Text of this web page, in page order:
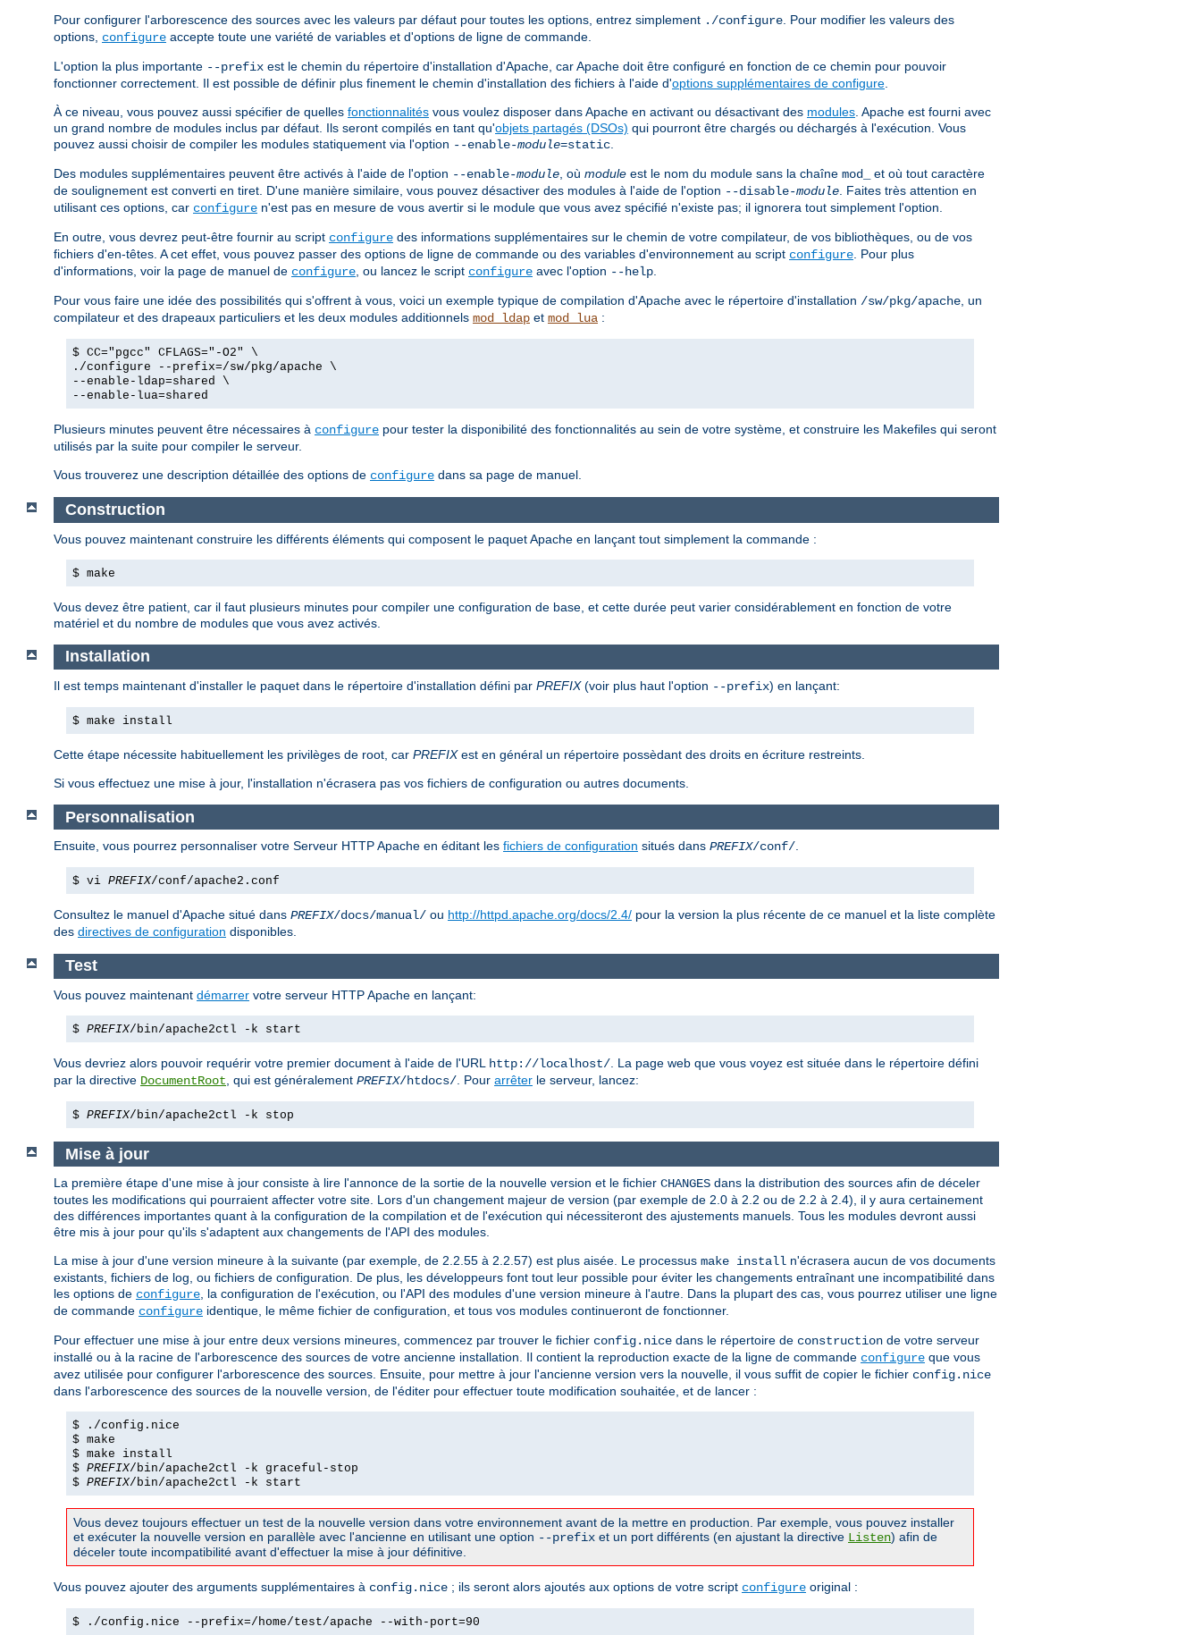
Pour configurer l'arborescence des sources avec les valeurs par défaut pour toutes les options, entrez simplement ./configure. Pour modifier les valeurs des
options, configure accepte toute une variété de variables et d'options de ligne de commande.
L'option la plus importante --prefix est le chemin du répertoire d'installation d'Apache, car Apache doit être configuré en fonction de ce chemin pour pouvoir
fonctionner correctement. Il est possible de définir plus finement le chemin d'installation des fichiers à l'aide d'options supplémentaires de configure.
À ce niveau, vous pouvez aussi spécifier de quelles fonctionnalités vous voulez disposer dans Apache en activant ou désactivant des modules. Apache est fourni avec
un grand nombre de modules inclus par défaut. Ils seront compilés en tant qu'objets partagés (DSOs) qui pourront être chargés ou déchargés à l'exécution. Vous
pouvez aussi choisir de compiler les modules statiquement via l'option --enable-module=static.
Des modules supplémentaires peuvent être activés à l'aide de l'option --enable-module, où module est le nom du module sans la chaîne mod_
et où tout caractère
de soulignement est converti en tiret. D'une manière similaire, vous pouvez désactiver des modules à l'aide de l'option --disable-module. Faites très attention en
utilisant ces options, car configure n'est pas en mesure de vous avertir si le module que vous avez spécifié n'existe pas; il ignorera tout simplement l'option.
En outre, vous devrez peut-être fournir au script configure des informations supplémentaires sur le chemin de votre compilateur, de vos bibliothèques, ou de vos
fichiers d'en-têtes. A cet effet, vous pouvez passer des options de ligne de commande ou des variables d'environnement au script configure. Pour plus
d'informations, voir la page de manuel de configure, ou lancez le script configure avec l'option --help.
Pour vous faire une idée des possibilités qui s'offrent à vous, voici un exemple typique de compilation d'Apache avec le répertoire d'installation /sw/pkg/apache, un
compilateur et des drapeaux particuliers et les deux modules additionnels mod_ldap et mod_lua :
$ CC="pgcc" CFLAGS="-O2" \
./configure --prefix=/sw/pkg/apache \
--enable-ldap=shared \
--enable-lua=shared
Plusieurs minutes peuvent être nécessaires à configure pour tester la disponibilité des fonctionnalités au sein de votre système, et construire les Makefiles qui seront
utilisés par la suite pour compiler le serveur.
Vous trouverez une description détaillée des options de configure dans sa page de manuel.
Construction
Vous pouvez maintenant construire les différents éléments qui composent le paquet Apache en lançant tout simplement la commande :
$ make
Vous devez être patient, car il faut plusieurs minutes pour compiler une configuration de base, et cette durée peut varier considérablement en fonction de votre
matériel et du nombre de modules que vous avez activés.
Installation
Il est temps maintenant d'installer le paquet dans le répertoire d'installation défini par PREFIX(voir plus haut l'option --prefix) en lançant:
$ make install
Cette étape nécessite habituellement les privilèges de root, car PREFIXest en général un répertoire possèdant des droits en écriture restreints.
Si vous effectuez une mise à jour, l'installation n'écrasera pas vos fichiers de configuration ou autres documents.
Personnalisation
Ensuite, vous pourrez personnaliser votre Serveur HTTP Apache en éditant les fichiers de configuration situés dans PREFIX/conf/.
$ vi PREFIX/conf/apache2.conf
Consultez le manuel d'Apache situé dans PREFIX/docs/manual/ ou http://httpd.apache.org/docs/2.4/ pour la version la plus récente de ce manuel et la liste complète
des directives de configuration disponibles.
Test
Vous pouvez maintenant démarrer votre serveur HTTP Apache en lançant:
$ PREFIX/bin/apache2ctl -k start
Vous devriez alors pouvoir requérir votre premier document à l'aide de l'URL http://localhost/ . La page web que vous voyez est située dans le répertoire défini
par la directive DocumentRoot , qui est généralement PREFIX/htdocs/ . Pour arrêter le serveur, lancez:
$ PREFIX/bin/apache2ctl -k stop
Mise à jour
La première étape d'une mise à jour consiste à lire l'annonce de la sortie de la nouvelle version et le fichier CHANGES dans la distribution des sources afin de déceler
toutes les modifications qui pourraient affecter votre site. Lors d'un changement majeur de version (par exemple de 2.0 à 2.2 ou de 2.2 à 2.4), il y aura certainement
des différences importantes quant à la configuration de la compilation et de l'exécution qui nécessiteront des ajustements manuels. Tous les modules devront aussi
être mis à jour pour qu'ils s'adaptent aux changements de l'API des modules.
La mise à jour d'une version mineure à la suivante (par exemple, de 2.2.55 à 2.2.57) est plus aisée. Le processus make install n'écrasera aucun de vos documents
existants, fichiers de log, ou fichiers de configuration. De plus, les développeurs font tout leur possible pour éviter les changements entraînant une incompatibilité dans
les options de configure , la configuration de l'exécution, ou l'API des modules d'une version mineure à l'autre. Dans la plupart des cas, vous pourrez utiliser une ligne
de commande configure identique, le même fichier de configuration, et tous vos modules continueront de fonctionner.
Pour effectuer une mise à jour entre deux versions mineures, commencez par trouver le fichier config.nice dans le répertoire de construction de votre serveur
installé ou à la racine de l'arborescence des sources de votre ancienne installation. Il contient la reproduction exacte de la ligne de commande configure que vous
avez utilisée pour configurer l'arborescence des sources. Ensuite, pour mettre à jour l'ancienne version vers la nouvelle, il vous suffit de copier le fichier config.nice
dans l'arborescence des sources de la nouvelle version, de l'éditer pour effectuer toute modification souhaitée, et de lancer :
$ ./config.nice
$ make
$ make install
$ PREFIX/bin/apache2ctl -k graceful-stop
$ PREFIX/bin/apache2ctl -k start
Vous devez toujours effectuer un test de la nouvelle version dans votre environnement avant de la mettre en production. Par exemple, vous pouvez installer
et exécuter la nouvelle version en parallèle avec l'ancienne en utilisant une option --prefix et un port différents (en ajustant la directive Listen) afin de
déceler toute incompatibilité avant d'effectuer la mise à jour définitive.
Vous pouvez ajouter des arguments supplémentaires à config.nice ; ils seront alors ajoutés aux options de votre script configure original :
$ ./config.nice --prefix=/home/test/apache --with-port=90